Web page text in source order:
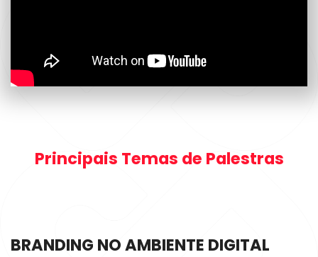
Principais Temas de Palestras
BRANDING NO AMBIENTE DIGITAL